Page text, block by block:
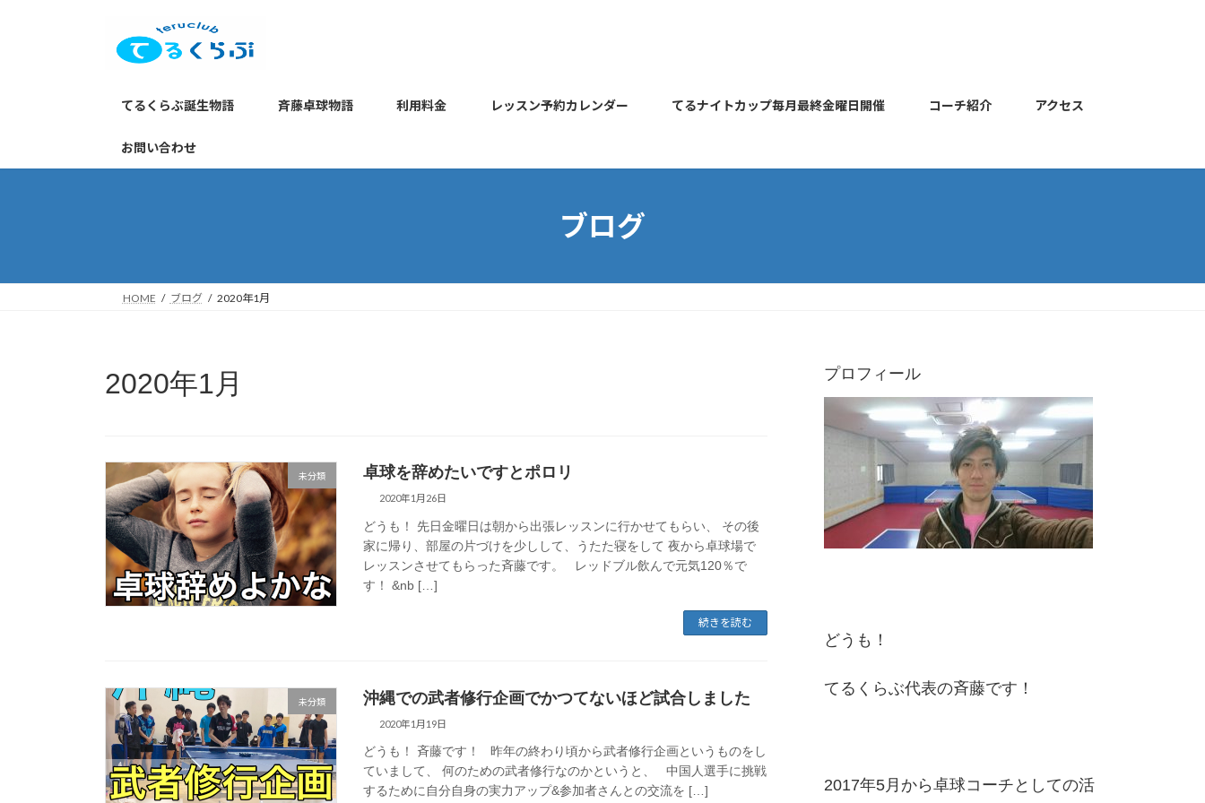
てるくらぶ誕生物語 斉藤卓球物語 利用料金 レッスン予約カレンダー てるナイトカップ毎月最終金曜日開催 コーチ紹介 アクセス
お問い合わせ
ブログ
HOME ブログ 2020年1月
2020年1月
未分類 卓球を辞めたいですとポロリ
2020年1月26日
どうも！ 先日金曜日は朝から出張レッスンに行かせてもらい、 その後
家に帰り、部屋の片づけを少しして、うたた寝をして 夜から卓球場で
レッスンさせてもらった斉藤です。 レッドブル飲んで元気120％で
す！ &nb […]
続きを読む
未分類 沖縄での武者修行企画でかつてないほど試合しました
2020年1月19日
どうも！ 斉藤です！ 昨年の終わり頃から武者修行企画というものをし
ていまして、 何のための武者修行なのかというと、 中国人選手に挑戦
するために自分自身の実力アップ&参加者さんとの交流を […]
プロフィール
どうも！
てるくらぶ代表の斉藤です！
2017年5月から卓球コーチとしての活